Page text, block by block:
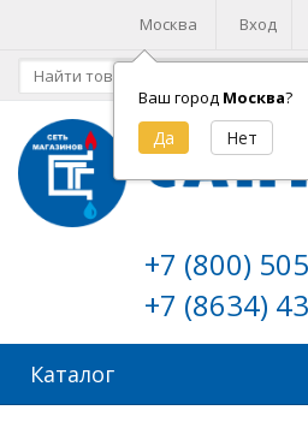
Москва
Ваш город Москва?
Вход
+7 (800)
+7 (8634)
Каталог